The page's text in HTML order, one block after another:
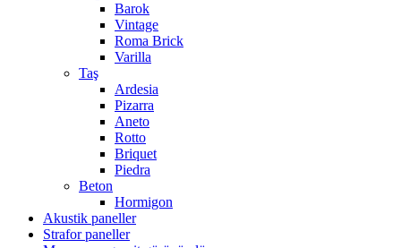
Barok
Vintage
Roma Brick
Varilla
Taş
Ardesia
Pizarra
Aneto
Rotto
Briquet
Piedra
Beton
Hormigon
Akustik paneller
Strafor paneller